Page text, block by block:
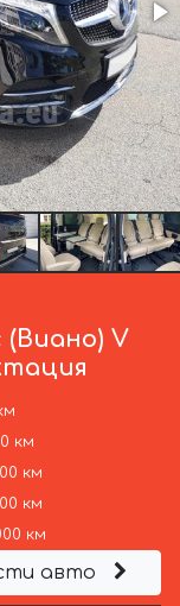
(Виано) V
км
км
км
км
авто